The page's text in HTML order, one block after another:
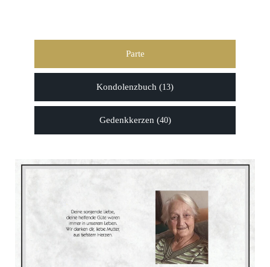
Parte
Kondolenzbuch (13)
Gedenkkerzen (40)